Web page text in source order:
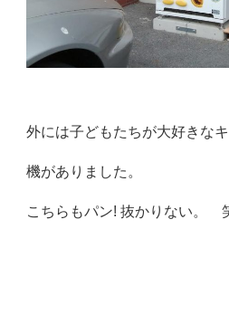
外には子どもたちが大好きな
機がありました。
こちらもパン! 抜かりない。